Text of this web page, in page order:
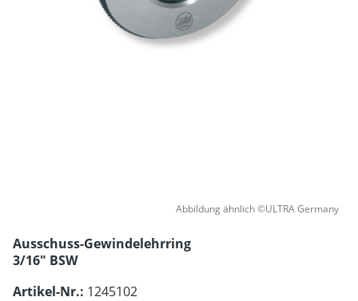
Abbildung ähnlich ©ULTRA Germany
Ausschuss-Gewindelehrring
3/16" BSW
Artikel-Nr.: 1245102